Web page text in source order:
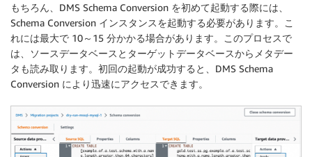
もちろん、DMS Schema Conversion を初めて起動する際には、
Schema Conversion インスタンスを起動する必要があります。こ
れには最大で 10～15 分かかる場合があります。このプロセスで
は、ソースデータベースとターゲットデータベースからメタデー
タも読み取ります。初回の起動が成功すると、DMS Schema
Conversion により迅速にアクセスできます。